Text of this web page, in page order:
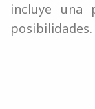
incluye una
posibilidades.